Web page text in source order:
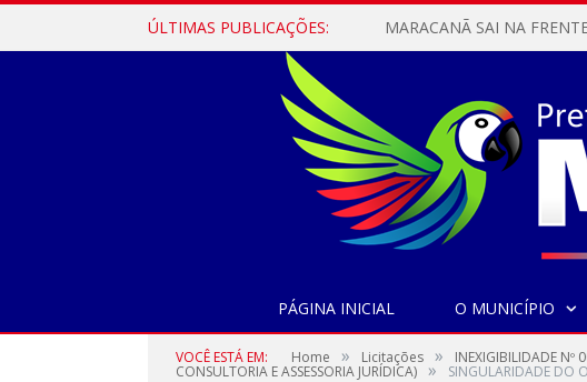
ÚLTIMAS PUBLICAÇÕES:
PÁGINA INICIAL O MUNICÍPIO
VOCÊ ESTÁ EM: Home » Licitações » INEXIGIBILIDADE Nº
CONSULTORIA E ASSESSORIA JURÍDICA) » SINGULARIDADE DO